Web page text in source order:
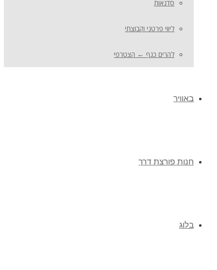
סדנאות
ליווי פרטני וקבוצתי
להרים כנף ← הצטרפי
באוויר
חנות פורצת דרך
בלוג